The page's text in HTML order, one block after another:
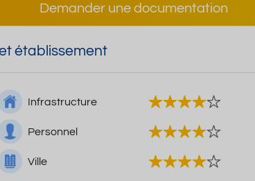
Demander une documentation
établissement
Infrastructure
Personnel
Ville